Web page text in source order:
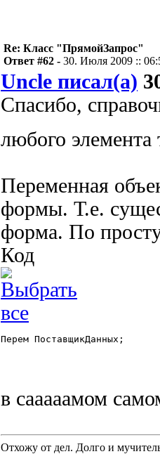
Re: Класс "ПрямойЗапрос"
Ответ #62 - 30. Июля 2009 ::
Uncle писал(а)
Спасибо,
любого
Переменная
формы. Т.е.
форма. По
Код
Перем ПоставщикДанных;
в сааааамом
Отхожу от дел. Долго и